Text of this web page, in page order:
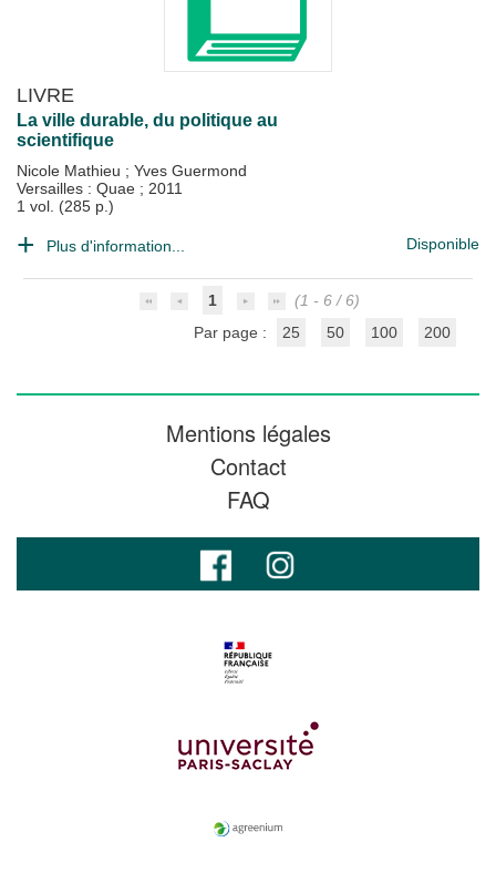
LIVRE
La ville durable, du politique au
scientifique
Nicole Mathieu ; Yves Guermond
Versailles : Quae ; 2011
1 vol. (285 p.)
Plus d'information... Disponible
1
(1 - 6 / 6)
Par page :
25 50 100 200
Mentions légales
Contact
FAQ